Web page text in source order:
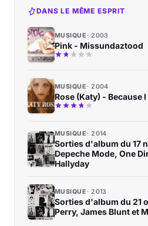
DANS LE MÊME ESPRIT
MUSIQUE 2003
Pink - Missundaztood
MUSIQUE 2004
Rose (Katy) - Because I
MUSIQUE 2014
Sorties d'album du 17
Depeche Mode, One
Hallyday
MUSIQUE 2013
Sorties d'album du 21
Perry, James Blunt et